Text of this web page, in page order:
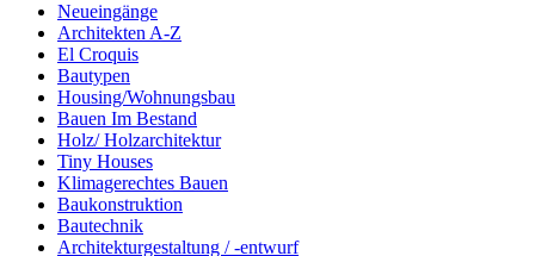
Neueingänge
Architekten A-Z
El Croquis
Bautypen
Housing/Wohnungsbau
Bauen Im Bestand
Holz/ Holzarchitektur
Tiny Houses
Klimagerechtes Bauen
Baukonstruktion
Bautechnik
Architekturgestaltung / -entwurf